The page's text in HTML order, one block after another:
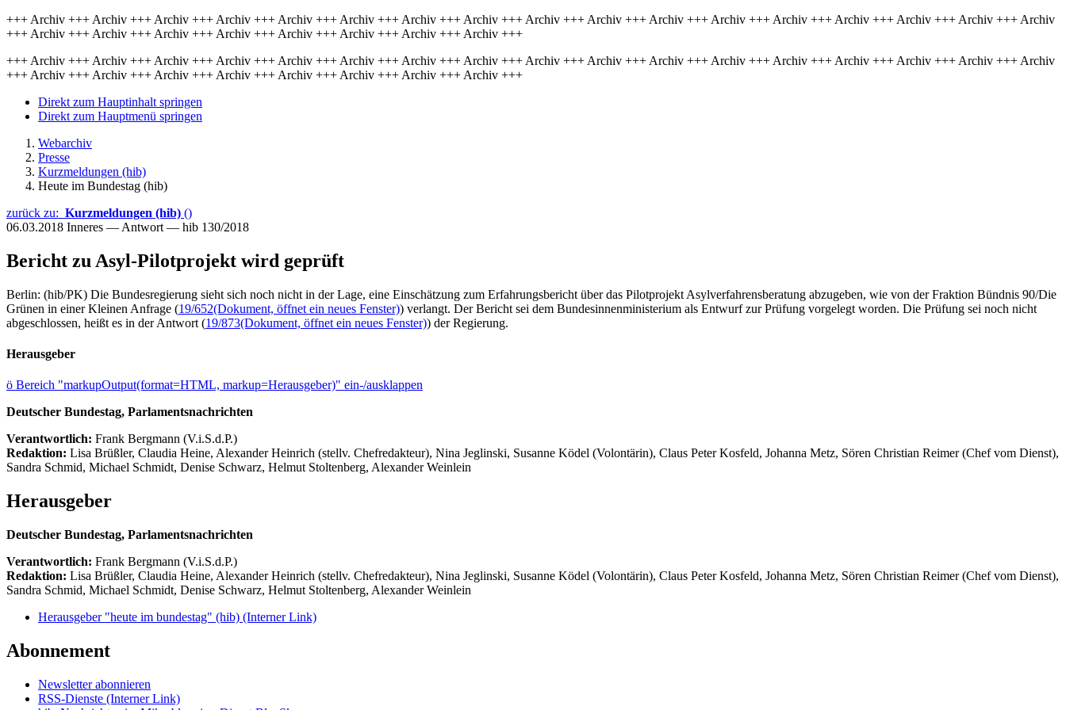
+++ Archiv +++ Archiv +++ Archiv +++ Archiv +++ Archiv +++ Archiv +++ Archiv +++ Archiv +++ Archiv +++ Archiv +++ Archiv +++ Archiv +++ Archiv +++ Archiv +++ Archiv +++ Archiv +++ Archiv
+++ Archiv +++ Archiv +++ Archiv +++ Archiv +++ Archiv +++ Archiv +++ Archiv +++ Archiv +++
+++ Archiv +++ Archiv +++ Archiv +++ Archiv +++ Archiv +++ Archiv +++ Archiv +++ Archiv +++ Archiv +++ Archiv +++ Archiv +++ Archiv +++ Archiv +++ Archiv +++ Archiv +++ Archiv +++ Archiv
+++ Archiv +++ Archiv +++ Archiv +++ Archiv +++ Archiv +++ Archiv +++ Archiv +++ Archiv +++
Direkt zum Hauptinhalt springen
Direkt zum Hauptmenü springen
Webarchiv
Presse
Kurzmeldungen (hib)
Heute im Bundestag (hib)
zurück zu: Kurzmeldungen (hib) ()
06.03.2018 Inneres — Antwort — hib 130/2018
Bericht zu Asyl-Pilotprojekt wird geprüft
Berlin: (hib/PK) Die Bundesregierung sieht sich noch nicht in der Lage, eine Einschätzung zum Erfahrungsbericht über das Pilotprojekt Asylverfahrensberatung abzugeben, wie von der Fraktion Bündnis 90/Die
Grünen in einer Kleinen Anfrage (19/652(Dokument, öffnet ein neues Fenster)) verlangt. Der Bericht sei dem Bundesinnenministerium als Entwurf zur Prüfung vorgelegt worden. Die Prüfung sei noch nicht
abgeschlossen, heißt es in der Antwort (19/873(Dokument, öffnet ein neues Fenster)) der Regierung.
Herausgeber
ö Bereich "markupOutput(format=HTML, markup=Herausgeber)" ein-/ausklappen
Deutscher Bundestag, Parlamentsnachrichten
Verantwortlich: Frank Bergmann (V.i.S.d.P.)
Redaktion: Lisa Brüßler, Claudia Heine, Alexander Heinrich (stellv. Chefredakteur), Nina Jeglinski, Susanne Ködel (Volontärin), Claus Peter Kosfeld, Johanna Metz, Sören Christian Reimer (Chef vom Dienst),
Sandra Schmid, Michael Schmidt, Denise Schwarz, Helmut Stoltenberg, Alexander Weinlein
Herausgeber
Deutscher Bundestag, Parlamentsnachrichten
Verantwortlich: Frank Bergmann (V.i.S.d.P.)
Redaktion: Lisa Brüßler, Claudia Heine, Alexander Heinrich (stellv. Chefredakteur), Nina Jeglinski, Susanne Ködel (Volontärin), Claus Peter Kosfeld, Johanna Metz, Sören Christian Reimer (Chef vom Dienst),
Sandra Schmid, Michael Schmidt, Denise Schwarz, Helmut Stoltenberg, Alexander Weinlein
Herausgeber "heute im bundestag" (hib) (Interner Link)
Abonnement
Newsletter abonnieren
RSS-Dienste (Interner Link)